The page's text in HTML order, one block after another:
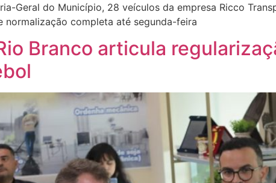
Geral do Município, 28 veículos da empresa Ricco
normalização completa até segunda-feira
Branco articula